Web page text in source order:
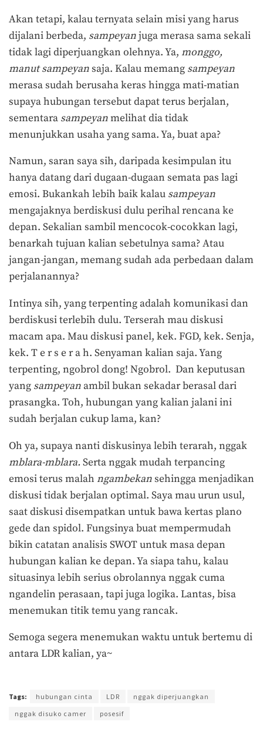
Akan tetapi, kalau ternyata selain misi yang harus
dijalani berbeda, sampeyanjuga merasa sama sekali
tidak lagi diperjuangkan olehnya. Ya, monggo,
manut sampeyansaja. Kalau memang sampeyan
merasa sudah berusaha keras hingga mati-matian
supaya hubungan tersebut dapat terus berjalan,
sementara sampeyanmelihat dia tidak
menunjukkan usaha yang sama. Ya, buat apa?
Namun, saran saya sih, daripada kesimpulan itu
hanya datang dari dugaan-dugaan semata pas lagi
emosi. Bukankah lebih baik kalau sampeyan
mengajaknya berdiskusi dulu perihal rencana ke
depan. Sekalian sambil mencocok-cocokkan lagi,
benarkah tujuan kalian sebetulnya sama? Atau
jangan-jangan, memang sudah ada perbedaan dalam
perjalanannya?
Intinya sih, yang terpenting adalah komunikasi dan
berdiskusi terlebih dulu. Terserah mau diskusi
macam apa. Mau diskusi panel, kek. FGD, kek. Senja,
kek. T e r s e r a h. Senyaman kalian saja. Yang
terpenting, ngobrol dong! Ngobrol. Dan keputusan
yang sampeyanambil bukan sekadar berasal dari
prasangka. Toh, hubungan yang kalian jalani ini
sudah berjalan cukup lama, kan?
Oh ya, supaya nanti diskusinya lebih terarah, nggak
mblara-mblara.Serta nggak mudah terpancing
emosi terus malah ngambekansehingga menjadikan
diskusi tidak berjalan optimal. Saya mau urun usul,
saat diskusi disempatkan untuk bawa kertas plano
gede dan spidol. Fungsinya buat mempermudah
bikin catatan analisis SWOT untuk masa depan
hubungan kalian ke depan. Ya siapa tahu, kalau
situasinya lebih serius obrolannya nggak cuma
ngandelin perasaan, tapi juga logika. Lantas, bisa
menemukan titik temu yang rancak.
Semoga segera menemukan waktu untuk bertemu di
antara LDR kalian, ya~
Tags: hubungan cinta LDR
nggak diperjuangkan
nggak disuko camer
posesif